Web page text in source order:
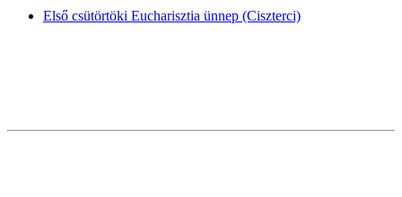
Első csütörtöki Eucharisztia ünnep (Ciszterci)